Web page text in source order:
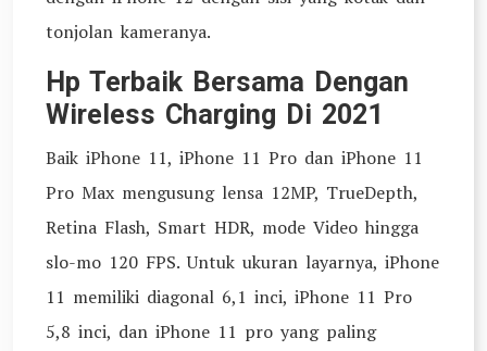
tonjolan kameranya.
Hp Terbaik Bersama Dengan
Wireless Charging Di 2021
Baik iPhone 11, iPhone 11 Pro dan iPhone 11
Pro Max mengusung lensa 12MP, TrueDepth,
Retina Flash, Smart HDR, mode Video hingga
slo-mo 120 FPS. Untuk ukuran layarnya, iPhone
11 memiliki diagonal 6,1 inci, iPhone 11 Pro
5,8 inci, dan iPhone 11 pro yang paling